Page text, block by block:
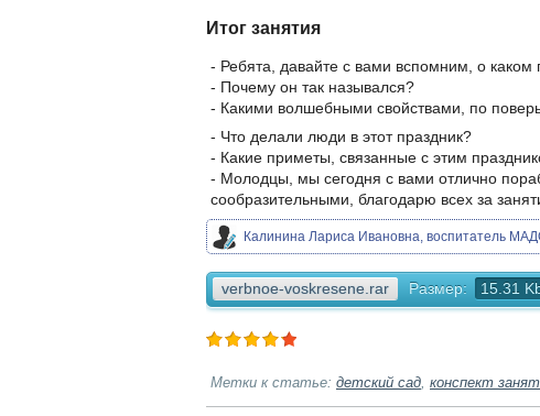
Итог занятия
- Ребята, давайте с вами вспомним, о каком
- Почему он так назывался?
- Какими волшебными свойствами, по
- Что делали люди в этот праздник?
- Какие приметы, связанные с этим
- Молодцы, мы сегодня с вами отлично
сообразительными, благодарю всех за
Калинина Лариса Ивановна, воспитатель
verbnoe-voskresene.rar Размер: 15.31
Метки к статье: детский сад, конспект